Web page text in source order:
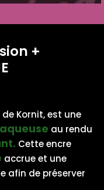
+
de Kornit, est une
au rendu
Cette encre
accrue et une
afin de préserver